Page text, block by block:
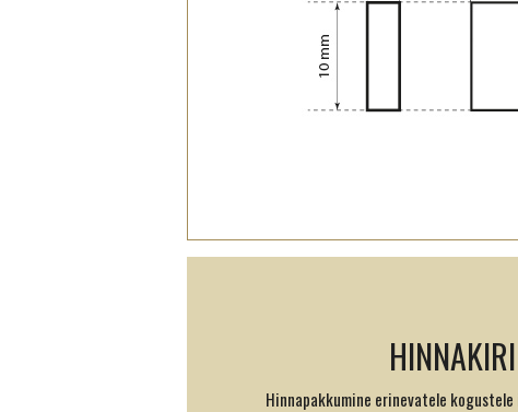
HINNAKIRI
Hinnapakkumine erinevatele